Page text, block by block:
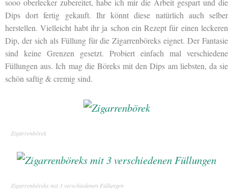
sooo oberlecker zubereitet, habe ich mir die Arbeit gespart und die
Dips dort fertig gekauft. Ihr könnt diese natürlich auch selber
herstellen. Vielleicht habt ihr ja schon ein Rezept für einen leckeren
Dip, der sich als Füllung für die Zigarrenböreks eignet. Der Fantasie
sind keine Grenzen gesetzt. Probiert einfach mal verschiedene
Füllungen aus. Ich mag die Böreks mit den Dips am liebsten, da sie
schön saftig & cremig sind.
Zigarrenbörek
Zigarrenböreks mit 3 verschiedenen Füllungen